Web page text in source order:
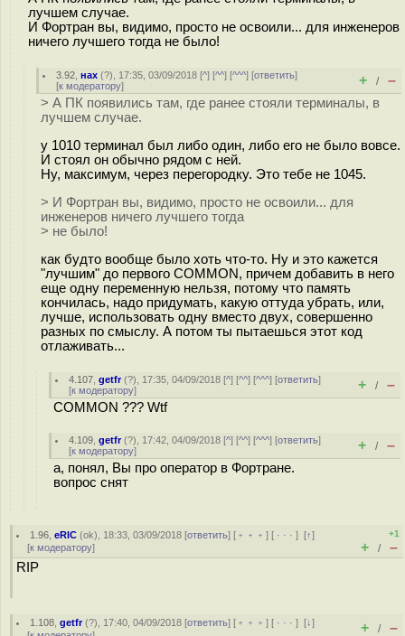
лучшем случае.
И Фортран вы, видимо, просто не освоили... для инженеров
ничего лучшего тогда не было!
3.92 ,нах (?), 17:35, 03/09/2018 [^] [^^] [^^^] [ответить]
[к модератору] + / –
> А ПК появились там, где ранее стояли терминалы, в
лучшем случае.
у 1010 терминал был либо один, либо его не было вовсе.
И стоял он обычно рядом с ней.
Ну, максимум, через перегородку. Это тебе не 1045.
> И Фортран вы, видимо, просто не освоили... для
инженеров ничего лучшего тогда
> не было!
как будто вообще было хоть что-то. Ну и это кажется
"лучшим" до первого COMMON, причем добавить в него
еще одну переменную нельзя, потому что память
кончилась, надо придумать, какую оттуда убрать, или,
лучше, использовать одну вместо двух, совершенно
разных по смыслу. А потом ты пытаешься этот код
отлаживать...
4.107 ,getfr(?), 17:35, 04/09/2018 [^] [^^] [^^^] [ответить]
[к модератору] + / –
COMMON ??? Wtf
4.109 ,getfr(?), 17:42, 04/09/2018 [^] [^^] [^^^] [ответить]
[к модератору] + / –
а, понял, Вы про оператор в Фортране.
вопрос снят
1.96 ,eRIC (ok), 18:33, 03/09/2018 [ответить] [ ﹢﹢﹢] [ · · ·][↑]
[к модератору]
+1
+ / –
RIP
1.108 ,getfr(?), 17:40, 04/09/2018 [ответить] [ ﹢﹢﹢] [ · · ·][↓]
+ / –